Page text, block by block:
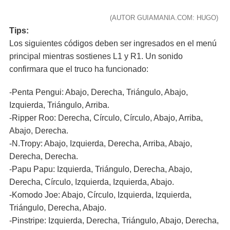
(AUTOR GUIAMANIA.COM: HUGO)
Tips:
Los siguientes códigos deben ser ingresados en el menú
principal mientras sostienes L1 y R1. Un sonido
confirmara que el truco ha funcionado:
-Penta Pengui: Abajo, Derecha, Triángulo, Abajo,
Izquierda, Triángulo, Arriba.
-Ripper Roo: Derecha, Círculo, Círculo, Abajo, Arriba,
Abajo, Derecha.
-N.Tropy: Abajo, Izquierda, Derecha, Arriba, Abajo,
Derecha, Derecha.
-Papu Papu: Izquierda, Triángulo, Derecha, Abajo,
Derecha, Círculo, Izquierda, Izquierda, Abajo.
-Komodo Joe: Abajo, Círculo, Izquierda, Izquierda,
Triángulo, Derecha, Abajo.
-Pinstripe: Izquierda, Derecha, Triángulo, Abajo, Derecha,